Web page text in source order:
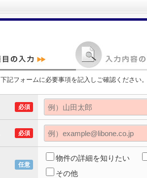
下記フォームに必要事項を記入しご確認ください
必須
必須
任意
物件の詳細を知りたい
その他